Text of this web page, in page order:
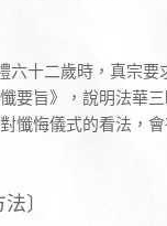
六十二歲時，真宗
要旨》，說明法華
懺悔儀式的看法，
〕